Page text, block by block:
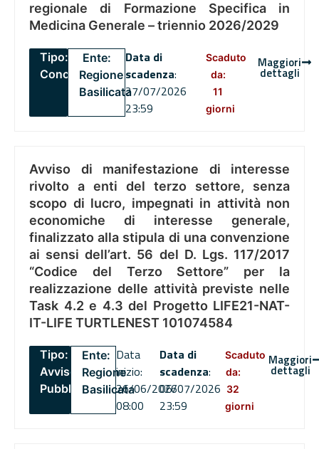
regionale di Formazione Specifica in
Medicina Generale – triennio 2026/2029
Tipo:
Concorsi
Ente:
Regione
Basilicata
Data di
scadenza:
27/07/2026
23:59
Scaduto
da:
11
giorni
Maggiori
dettagli
Avviso di manifestazione di interesse
rivolto a enti del terzo settore, senza
scopo di lucro, impegnati in attività non
economiche di interesse generale,
finalizzato alla stipula di una convenzione
ai sensi dell’art. 56 del D. Lgs. 117/2017
“Codice del Terzo Settore” per la
realizzazione delle attività previste nelle
Task 4.2 e 4.3 del Progetto LIFE21-NAT-
IT-LIFE TURTLENEST 101074584
Tipo:
Avviso
Pubblico
Ente:
Regione
Basilicata
Data
inizio:
26/06/2026
08:00
Data di
scadenza:
06/07/2026
23:59
Scaduto
da:
32
giorni
Maggiori
dettagli